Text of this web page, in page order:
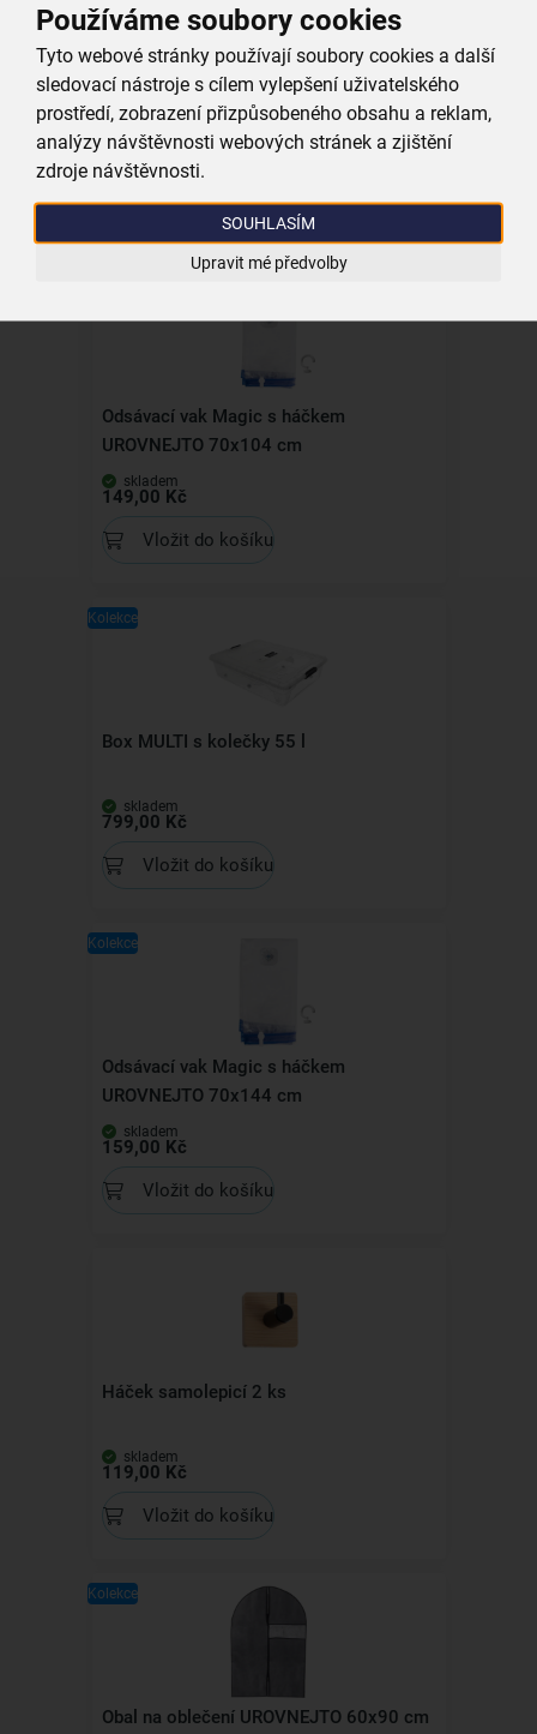
Používáme soubory cookies
Tyto webové stránky používají soubory cookies a další
sledovací nástroje s cílem vylepšení uživatelského
prostředí, zobrazení přizpůsobeného obsahu a reklam,
analýzy návštěvnosti webových stránek a zjištění
zdroje návštěvnosti.
SOUHLASÍM
Upravit mé předvolby
Ramínko otočné 4 ks
189,00 Kč
Vložit do košíku
Odsávací vak Magic s háčkem
UROVNEJTO 70x104 cm
skladem
149,00 Kč
Vložit do košíku
Kolekce
Box MULTI s kolečky 55 l
skladem
799,00 Kč
Vložit do košíku
Kolekce
Odsávací vak Magic s háčkem
UROVNEJTO 70x144 cm
skladem
159,00 Kč
Vložit do košíku
Háček samolepicí 2 ks
skladem
119,00 Kč
Vložit do košíku
Kolekce
Obal na oblečení UROVNEJTO 60x90 cm